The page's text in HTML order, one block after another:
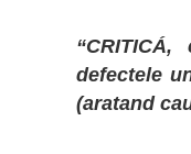
“CRITICÁ,
defectele
(aratand